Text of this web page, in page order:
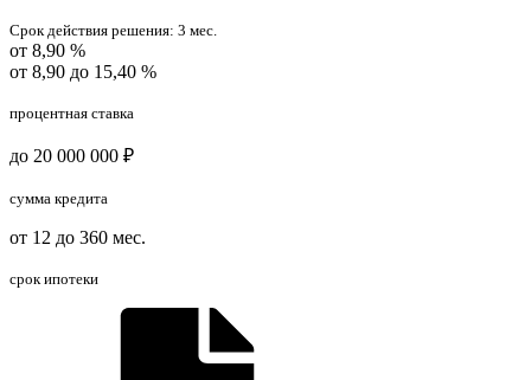
Срок действия решения: 3 мес.
от 8,90 %
от 8,90 до 15,40 %
процентная ставка
до 20 000 000 ₽
сумма кредита
от 12 до 360 мес.
срок ипотеки